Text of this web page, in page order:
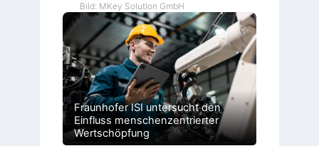
Bild: MKey Solution GmbH
Fraunhofer ISI untersucht den
Einfluss menschenzentrierter
Wertschöpfung